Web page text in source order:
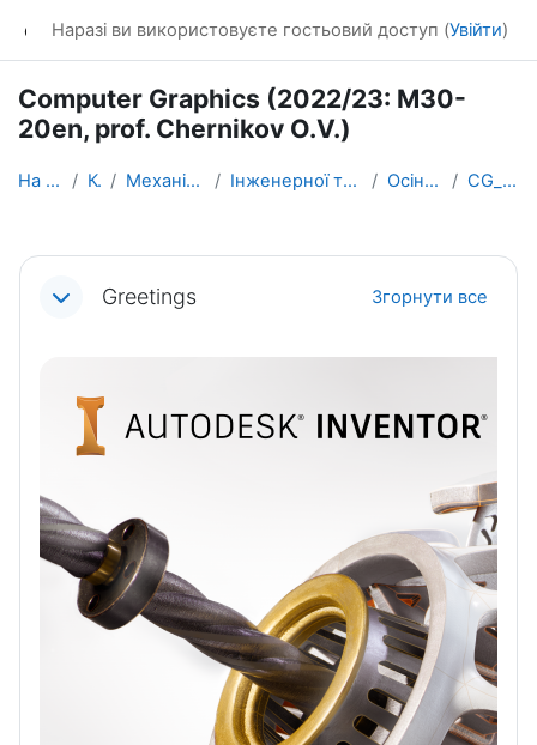
Наразі ви використовуєте гостьовий доступ (Увійти)
Computer Graphics (2022/23: M30-
20en, prof. Chernikov O.V.)
На головну Курси Механічний факультет Інженерної та комп’ютерної графіки Осінній семестр CG_M30-20eng
Схема розділу
Greetings Згорнути все